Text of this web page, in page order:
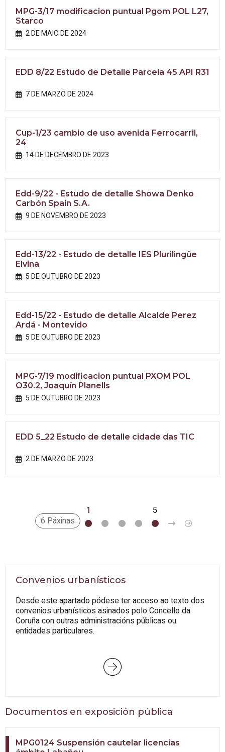
MPG-3/17 modificacion puntual Pgom POL L27,
Starco
2 DE MAIO DE 2024
EDD 8/22 Estudo de Detalle Parcela 45 API R31
7 DE MARZO DE 2024
Cup-1/23 cambio de uso avenida Ferrocarril,
24
14 DE DECEMBRO DE 2023
Edd-9/22 - Estudo de detalle Showa Denko
Carbón Spain S.A.
9 DE NOVEMBRO DE 2023
Edd-13/22 - Estudo de detalle IES Plurilingüe
Elviña
5 DE OUTUBRO DE 2023
Edd-15/22 - Estudo de detalle Alcalde Perez
Ardá - Montevido
5 DE OUTUBRO DE 2023
MPG-7/19 modificacion puntual PXOM POL
O30.2, Joaquín Planells
5 DE OUTUBRO DE 2023
EDD 5_22 Estudo de detalle cidade das TIC
2 DE MARZO DE 2023
6 Páxinas
1 5
Convenios urbanísticos
Desde este apartado pódese ter acceso ao texto dos
convenios urbanísticos asinados polo Concello da
Coruña con outras administracións públicas ou
entidades particulares.
Documentos en exposición pública
MPG0124 Suspensión cautelar licencias